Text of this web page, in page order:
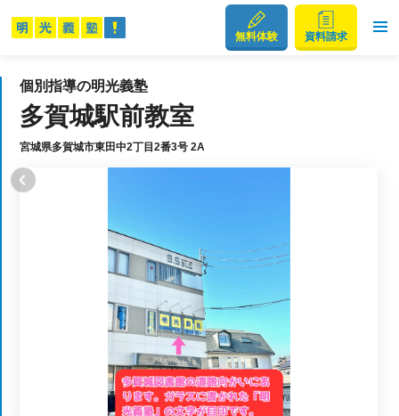
無料体験 資料請求
個別指導の明光義塾
多賀城駅前教室
宮城県多賀城市東田中2丁目2番3号 2A